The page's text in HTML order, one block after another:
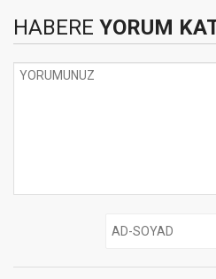
HABERE YORUM